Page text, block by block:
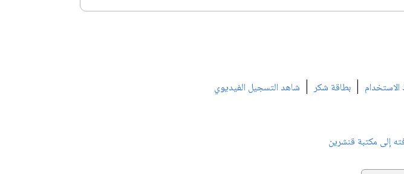
| بطاقة شكر| شاهد التسجيل الفيديوي
إلى مكتبة قنشرين